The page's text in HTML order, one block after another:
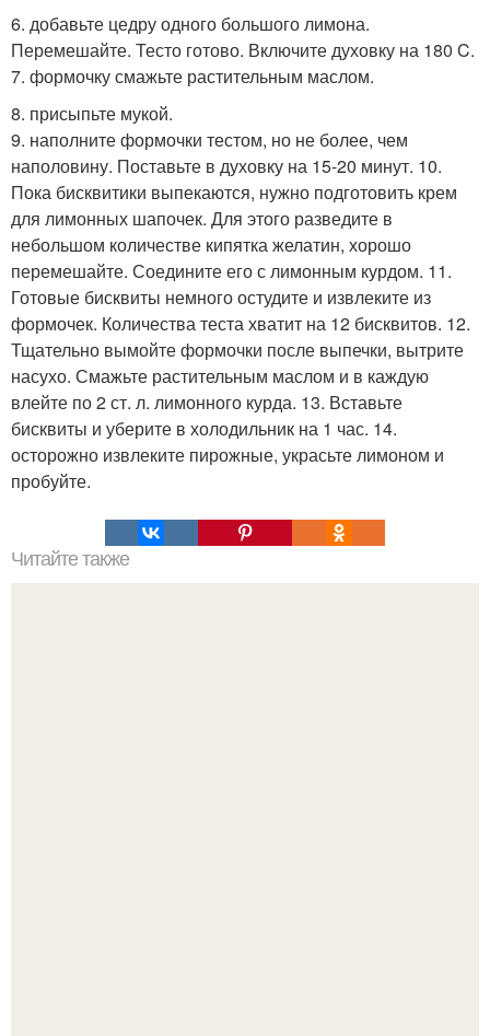
6. добавьте цедру одного большого лимона.
Перемешайте. Тесто готово. Включите духовку на 180 C.
7. формочку смажьте растительным маслом.
8. присыпьте мукой.
9. наполните формочки тестом, но не более, чем
наполовину. Поставьте в духовку на 15-20 минут. 10.
Пока бисквитики выпекаются, нужно подготовить крем
для лимонных шапочек. Для этого разведите в
небольшом количестве кипятка желатин, хорошо
перемешайте. Соедините его с лимонным курдом. 11.
Готовые бисквиты немного остудите и извлеките из
формочек. Количества теста хватит на 12 бисквитов. 12.
Тщательно вымойте формочки после выпечки, вытрите
насухо. Смажьте растительным маслом и в каждую
влейте по 2 ст. л. лимонного курда. 13. Вставьте
бисквиты и уберите в холодильник на 1 час. 14.
осторожно извлеките пирожные, украсьте лимоном и
пробуйте.
Читайте также